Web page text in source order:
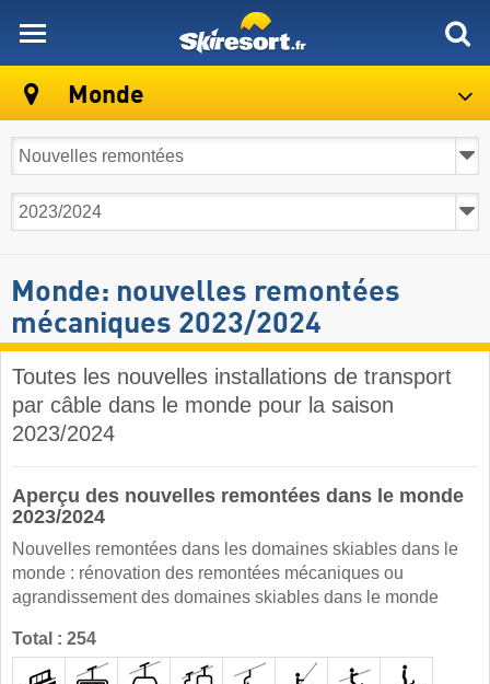
Monde
Monde: nouvelles remontées
mécaniques 2023/2024
Toutes les nouvelles installations de transport
par câble dans le monde pour la saison
2023/2024
Aperçu des nouvelles remontées dans le monde
2023/2024
Nouvelles remontées dans les domaines skiables dans le
monde : rénovation des remontées mécaniques ou
agrandissement des domaines skiables dans le monde
Total : 254